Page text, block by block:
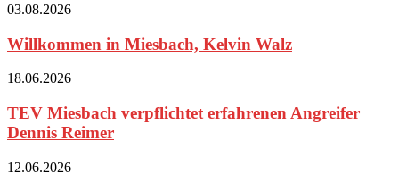
03.08.2026
Willkommen in Miesbach, Kelvin Walz
18.06.2026
TEV Miesbach verpflichtet erfahrenen Angreifer
Dennis Reimer
12.06.2026